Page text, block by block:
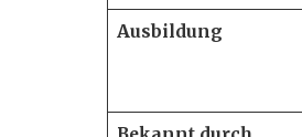
Ausbildung